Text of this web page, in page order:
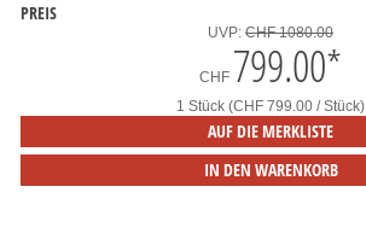
PREIS
UVP: CHF 1080.00
CHF 799.00*
1 Stück (CHF 799.00 / Stück)
AUF DIE MERKLISTE
IN DEN WARENKORB